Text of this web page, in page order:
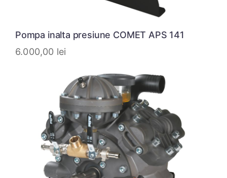
Pompa inalta presiune COMET APS 141
6.000,00 lei